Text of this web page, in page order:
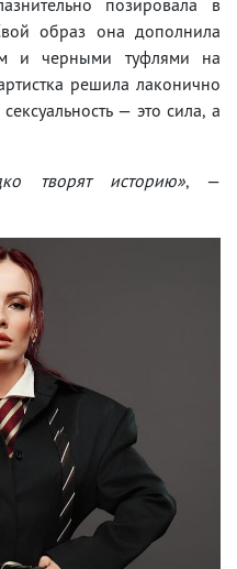
образ она дополнила
и черными туфлями на
решила лаконично
— это сила, а
творят историю», —